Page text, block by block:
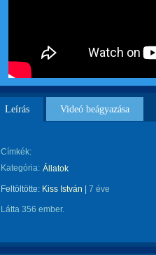
Leírás Videó beágyazása
Címkék:
Kategória: Állatok
Feltöltötte: Kiss István 7 éve
Látta 356 ember.